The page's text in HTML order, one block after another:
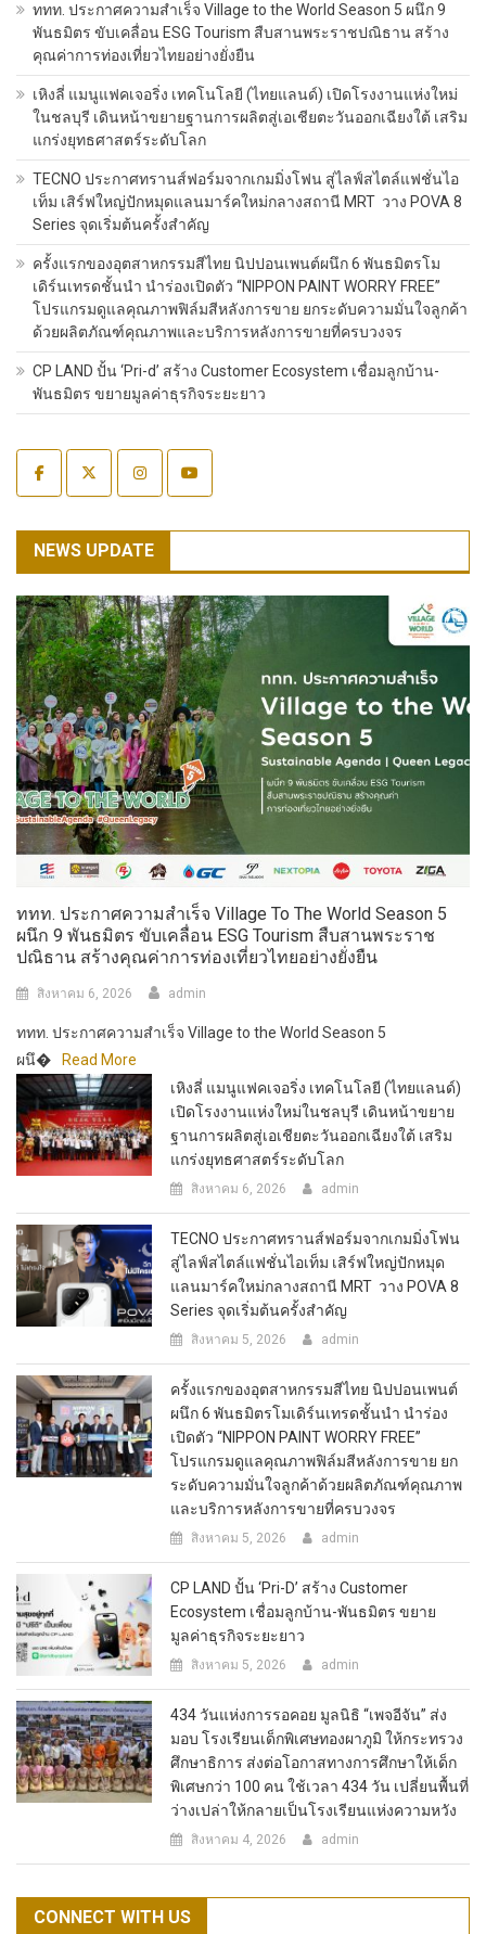
ททท. ประกาศความสำเร็จ Village to the World Season 5 ผนึก 9
พันธมิตร ขับเคลื่อน ESG Tourism สืบสานพระราชปณิธาน สร้าง
คุณค่าการท่องเที่ยวไทยอย่างยั่งยืน
เหิงลี่ แมนูแฟคเจอริ่ง เทคโนโลยี (ไทยแลนด์) เปิดโรงงานแห่งใหม่
ในชลบุรี เดินหน้าขยายฐานการผลิตสู่เอเชียตะวันออกเฉียงใต้ เสริม
แกร่งยุทธศาสตร์ระดับโลก
TECNO ประกาศทรานส์ฟอร์มจากเกมมิ่งโฟน สู่ไลฟ์สไตล์แฟชั่นไอ
เท็ม เสิร์ฟใหญ่ปักหมุดแลนมาร์คใหม่กลางสถานี MRT วาง POVA 8
Series จุดเริ่มต้นครั้งสำคัญ
ครั้งแรกของอุตสาหกรรมสีไทย นิปปอนเพนต์ผนึก 6 พันธมิตรโม
เดิร์นเทรดชั้นนำ นำร่องเปิดตัว “NIPPON PAINT WORRY FREE”
โปรแกรมดูแลคุณภาพฟิล์มสีหลังการขาย ยกระดับความมั่นใจลูกค้า
ด้วยผลิตภัณฑ์คุณภาพและบริการหลังการขายที่ครบวงจร
CP LAND ปั้น ‘Pri-d’ สร้าง Customer Ecosystem เชื่อมลูกบ้าน-
พันธมิตร ขยายมูลค่าธุรกิจระยะยาว
NEWS UPDATE
ททท. ประกาศความสำเร็จ Village To The World Season 5
ผนึก 9 พันธมิตร ขับเคลื่อน ESG Tourism สืบสานพระราช
ปณิธาน สร้างคุณค่าการท่องเที่ยวไทยอย่างยั่งยืน
สิงหาคม 6, 2026 admin
ททท. ประกาศความสำเร็จ Village to the World Season 5
ผนึ�
Read More
เหิงลี่ แมนูแฟคเจอริ่ง เทคโนโลยี (ไทยแลนด์)
เปิดโรงงานแห่งใหม่ในชลบุรี เดินหน้าขยาย
ฐานการผลิตสู่เอเชียตะวันออกเฉียงใต้ เสริม
แกร่งยุทธศาสตร์ระดับโลก
สิงหาคม 6, 2026 admin
TECNO ประกาศทรานส์ฟอร์มจากเกมมิ่งโฟน
สู่ไลฟ์สไตล์แฟชั่นไอเท็ม เสิร์ฟใหญ่ปักหมุด
แลนมาร์คใหม่กลางสถานี MRT วาง POVA 8
Series จุดเริ่มต้นครั้งสำคัญ
สิงหาคม 5, 2026 admin
ครั้งแรกของอุตสาหกรรมสีไทย นิปปอนเพนต์
ผนึก 6 พันธมิตรโมเดิร์นเทรดชั้นนำ นำร่อง
เปิดตัว “NIPPON PAINT WORRY FREE”
โปรแกรมดูแลคุณภาพฟิล์มสีหลังการขาย ยก
ระดับความมั่นใจลูกค้าด้วยผลิตภัณฑ์คุณภาพ
และบริการหลังการขายที่ครบวงจร
สิงหาคม 5, 2026 admin
CP LAND ปั้น ‘Pri-D’ สร้าง Customer
Ecosystem เชื่อมลูกบ้าน-พันธมิตร ขยาย
มูลค่าธุรกิจระยะยาว
สิงหาคม 5, 2026 admin
434 วันแห่งการรอคอย มูลนิธิ “เพจอีจัน” ส่ง
มอบ โรงเรียนเด็กพิเศษทองผาภูมิ ให้กระทรวง
ศึกษาธิการ ส่งต่อโอกาสทางการศึกษาให้เด็ก
พิเศษกว่า 100 คน ใช้เวลา 434 วัน เปลี่ยนพื้นที่
ว่างเปล่าให้กลายเป็นโรงเรียนแห่งความหวัง
สิงหาคม 4, 2026 admin
CONNECT WITH US